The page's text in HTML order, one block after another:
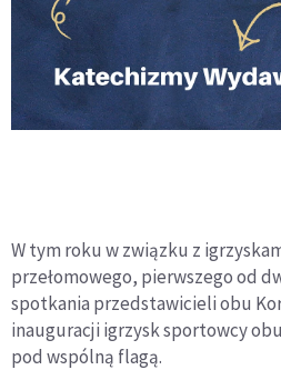
W tym roku w związku z
przełomowego, pierwszego od
spotkania przedstawicieli obu
inauguracji igrzysk sportowcy
pod wspólną flagą.